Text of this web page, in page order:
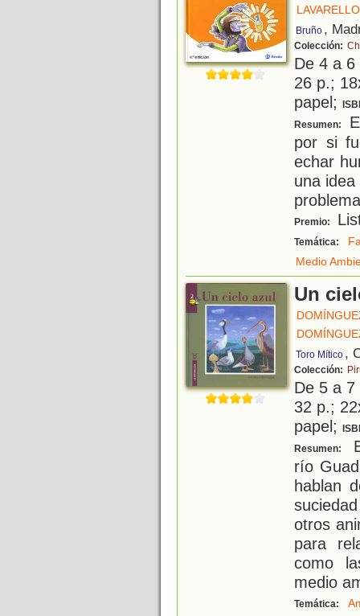
Bruño ,
Colección:
De 4 a
26 p.;
papel;
Resumen:
por si
echar
una
Premio:
Temática:
Medio
Un
Toro Mítico ,
Colección:
De 5 a
32 p.;
papel;
Resumen:
río
hablan
otros
para
como
medio
Temática: